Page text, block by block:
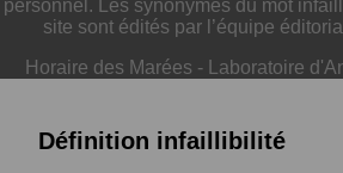
personnel. Les synonymes du mot
site sont édités par l’équipe
Horaire des Marées - Laboratoire
Définition infaillibilité